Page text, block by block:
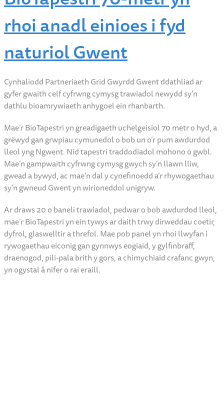
rhoi anadl einioes i fyd
naturiol Gwent
Cynhaliodd Partneriaeth Grid Gwyrdd Gwent ddathliad ar
gyfer gwaith celf cyfrwng cymysg trawiadol newydd sy’n
dathlu bioamrywiaeth anhygoel ein rhanbarth.
Mae’r BioTapestri yn greadigaeth uchelgeisiol 70 metr o hyd, a
grëwyd gan grwpiau cymunedol o bob un o’r pum awdurdod
lleol yng Ngwent. Nid tapestri traddodiadol mohono o gwbl.
Mae’n gampwaith cyfrwng cymysg gwych sy’n llawn lliw,
gwead a bywyd, ac mae’n dal y cynefinoedd a’r rhywogaethau
sy’n gwneud Gwent yn wirioneddol unigryw.
Ar draws 20 o baneli trawiadol, pedwar o bob awdurdod lleol,
mae’r BioTapestri yn ein tywys ar daith trwy dirweddau coetir,
dyfrol, glaswelltir a threfol. Mae pob panel yn rhoi llwyfan i
rywogaethau eiconig gan gynnwys eogiaid, y gylfinbraff,
draenogod, pili-pala brith y gors, a chimychiaid crafanc gwyn,
yn ogystal â nifer o rai eraill.